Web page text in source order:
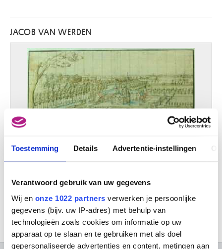
Toestemming Details Advertentie-instellingen
Verantwoord gebruik van uw gegevens
Wij en onze 1022 partners verwerken je persoonlijke
gegevens (bijv. uw IP-adres) met behulp van
technologieën zoals cookies om informatie op uw
apparaat op te slaan en te gebruiken met als doel
gepersonaliseerde advertenties en content, metingen aan
Schaarbeek / Brussel 1918 - Brussel 1961
Van Assche Auguste Lambert
Brussel 1797 - 1864
Van Assche Henri
Brussel 1774 - 1841
van Assche Petrus
Laken / Brussel 1897 - Oostende 1974
Van Asten War
van Avont Pieter
Wijk-bij-Duurstede (Nederland) 1594/95 - Utrecht (Nederland) 1624
van Balen Hendrick
Antwerpen 1575 - 1632
van Balen Jan I
Antwerpen 1611 - 1654
van Baurscheit Jan Pieter I
JACOB VAN WERDEN
Het kasteel van Perk - (Verso) Schets van het kasteel